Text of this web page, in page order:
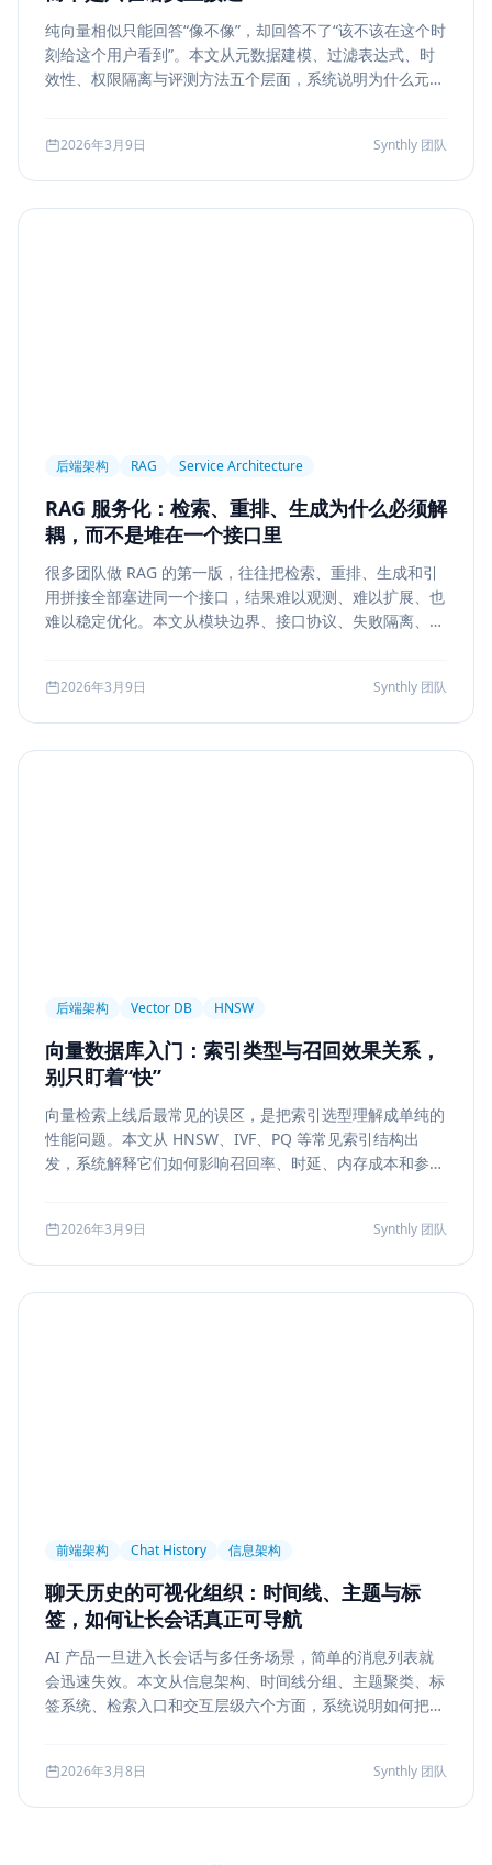
纯向量相似只能回答“像不像”，却回答不了“该不该在这个时
刻给这个用户看到”。本文从元数据建模、过滤表达式、时
效性、权限隔离与评测方法五个层面，系统说明为什么元数
2026年3月9日 Synthly 团队
后端架构 RAG Service Architecture
RAG 服务化：检索、重排、生成为什么必须解
耦，而不是堆在一个接口里
很多团队做 RAG 的第一版，往往把检索、重排、生成和引
用拼接全部塞进同一个接口，结果难以观测、难以扩展、也
难以稳定优化。本文从模块边界、接口协议、失败隔离、缓
2026年3月9日 Synthly 团队
后端架构 Vector DB HNSW
向量数据库入门：索引类型与召回效果关系，
别只盯着“快”
向量检索上线后最常见的误区，是把索引选型理解成单纯的
性能问题。本文从 HNSW、IVF、PQ 等常见索引结构出
发，系统解释它们如何影响召回率、时延、内存成本和参数
2026年3月9日 Synthly 团队
前端架构 Chat History 信息架构
聊天历史的可视化组织：时间线、主题与标
签，如何让长会话真正可导航
AI 产品一旦进入长会话与多任务场景，简单的消息列表就
会迅速失效。本文从信息架构、时间线分组、主题聚类、标
签系统、检索入口和交互层级六个方面，系统说明如何把聊
2026年3月8日 Synthly 团队